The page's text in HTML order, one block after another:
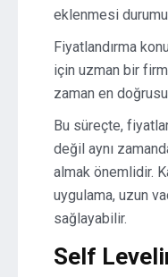
eklenmesi
Fiyatlandırma
için uzman bir
zaman en
Bu süreçte,
değil aynı
almak önemlidir.
uygulama, uzun
sağlayabilir.
Self